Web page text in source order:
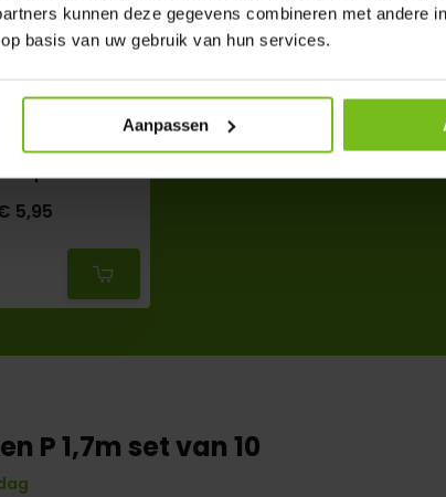
kunnen deze gegevens combineren met andere
basis van uw gebruik van hun services.
Aanpassen
sla om stokken
spie
5,95
P 1,7m set van 10